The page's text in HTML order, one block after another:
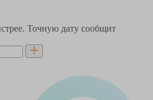
Точную дату сообщит